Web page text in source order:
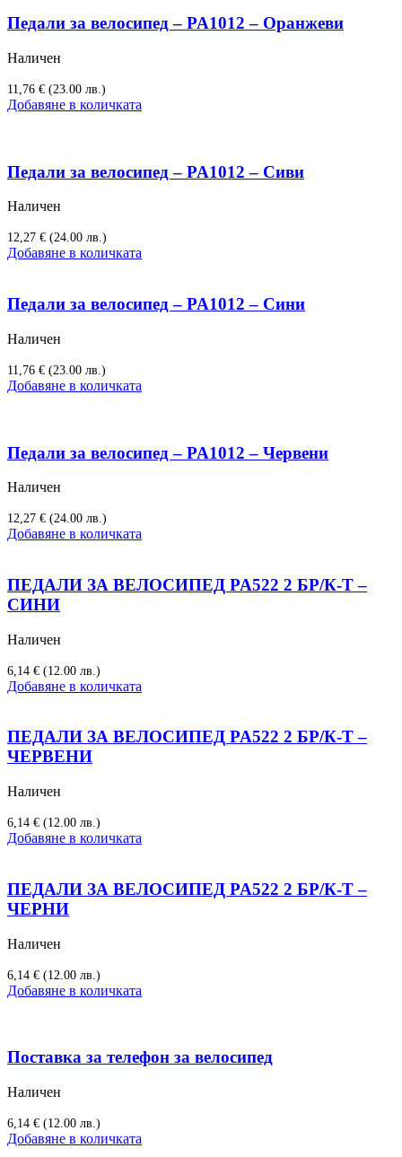
Педали за велосипед – PA1012 – Оранжеви
Наличен
11,76 € (23.00 лв.)
Добавяне в количката
Педали за велосипед – PA1012 – Сиви
Наличен
12,27 € (24.00 лв.)
Добавяне в количката
Педали за велосипед – PA1012 – Сини
Наличен
11,76 € (23.00 лв.)
Добавяне в количката
Педали за велосипед – PA1012 – Червени
Наличен
12,27 € (24.00 лв.)
Добавяне в количката
ПЕДАЛИ ЗА ВЕЛОСИПЕД PA522 2 БР/К-Т –
СИНИ
Наличен
6,14 € (12.00 лв.)
Добавяне в количката
ПЕДАЛИ ЗА ВЕЛОСИПЕД PA522 2 БР/К-Т –
ЧЕРВЕНИ
Наличен
6,14 € (12.00 лв.)
Добавяне в количката
ПЕДАЛИ ЗА ВЕЛОСИПЕД PA522 2 БР/К-Т –
ЧЕРНИ
Наличен
6,14 € (12.00 лв.)
Добавяне в количката
Поставка за телефон за велосипед
Наличен
6,14 € (12.00 лв.)
Добавяне в количката